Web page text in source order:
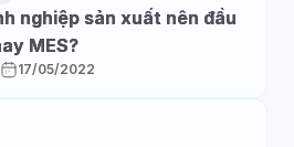
nghiệp sản xuất nên đầu
MES?
17/05/2022